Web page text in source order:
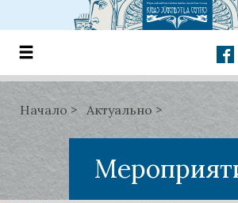
Начало Актуально